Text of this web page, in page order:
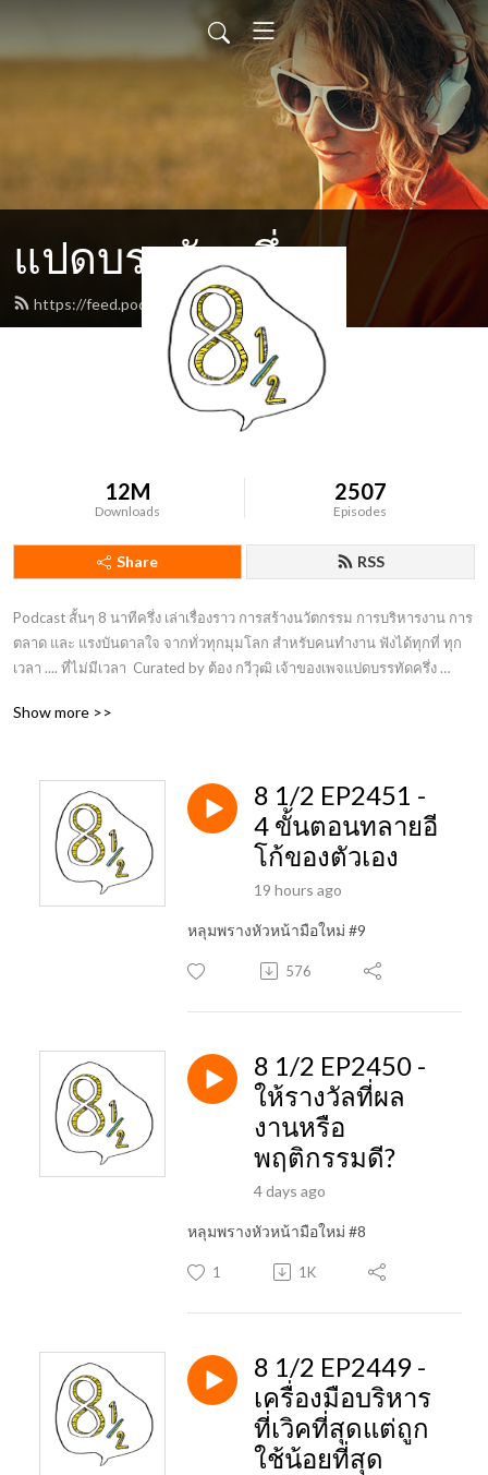
แปดบรรทัดครึ่ง
https://feed.podbean.com/eighthalf/feed.xml
12M
Downloads
2507
Episodes
Share RSS
Podcast สั้นๆ 8 นาทีครึ่ง เล่าเรื่องราว การสร้างนวัตกรรม การบริหารงาน การ
ตลาด และ แรงบันดาลใจ จากทั่วทุกมุมโลก สำหรับคนทำงาน ฟังได้ทุกที่ ทุก
เวลา .... ที่ไม่มีเวลา  Curated by ต้อง กวีวุฒิ เจ้าของเพจแปดบรรทัดครึ่ง
Show more >>
8 1/2 EP2451 -
4 ขั้นตอนทลายอี
โก้ของตัวเอง
19 hours ago
หลุมพรางหัวหน้ามือใหม่ #9
576
8 1/2 EP2450 -
ให้รางวัลที่ผล
งานหรือ
พฤติกรรมดี?
4 days ago
หลุมพรางหัวหน้ามือใหม่ #8
1 1K
8 1/2 EP2449 -
เครื่องมือบริหาร
ที่เวิคที่สุดแต่ถูก
ใช้น้อยที่สุด